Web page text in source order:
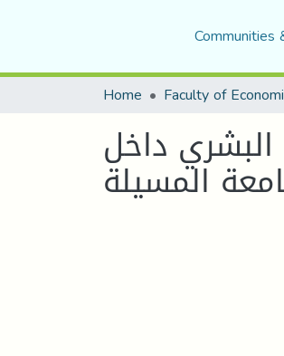
Communities
Home
البشري داخل